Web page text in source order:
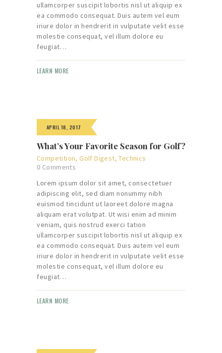
ullamcorper suscipit lobortis nisl ut aliquip ex
ea commodo consequat. Duis autem vel eum
iriure dolor in hendrerit in vulputate velit esse
molestie consequat, vel illum dolore eu
feugiat…
LEARN MORE
APRIL 18, 2017
What’s Your Favorite Season for Golf?
Competition,Golf Digest,Technics
0 Comments
Lorem ipsum dolor sit amet, consectetuer
adipiscing elit, sed diam nonummy nibh
euismod tincidunt ut laoreet dolore magna
aliquam erat volutpat. Ut wisi enim ad minim
veniam, quis nostrud exerci tation
ullamcorper suscipit lobortis nisl ut aliquip ex
ea commodo consequat. Duis autem vel eum
iriure dolor in hendrerit in vulputate velit esse
molestie consequat, vel illum dolore eu
feugiat…
LEARN MORE